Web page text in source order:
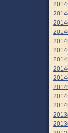
2014
2014
2014
2014
2014
2014
2014
2014
2014
2014
2014
2014
2013
2013